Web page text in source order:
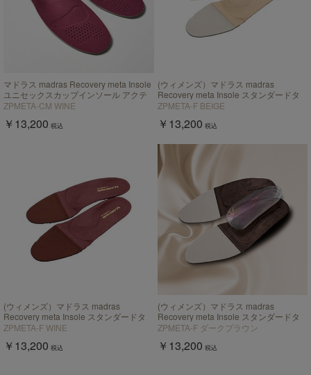
マドラス madras Recovery meta Insole
ユニセックスカップインソール アクテ
ィブタイプ【返品不可商品】
ZPMETA-CM WINE
￥13,200 税込
(ウィメンズ）マドラス madras
Recovery meta Insole スタンダードタ
イプ "歩行の質を上げる”【返品不可商
ZPMETA-F BEIGE
￥13,200 税込
(ウィメンズ）マドラス madras
Recovery meta Insole スタンダードタ
イプ "歩行の質を上げる”【返品不可商
ZPMETA-F WINE
￥13,200 税込
(ウィメンズ）マドラス madras
Recovery meta Insole スタンダードタ
イプ "歩行の質を上げる”【返品不可商
ZPMETA-F ダークブラウン
￥13,200 税込